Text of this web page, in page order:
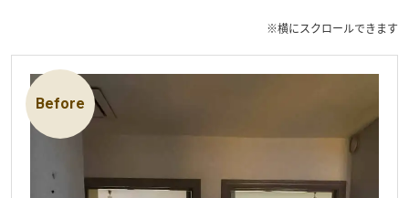
※横にスクロールできます